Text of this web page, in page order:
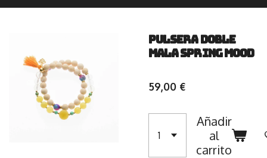
Pulsera Doble
Mala Spring Mood
59,00 €
Añadir
al
carrito